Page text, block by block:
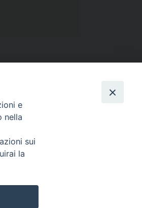
e
nella
sui
la